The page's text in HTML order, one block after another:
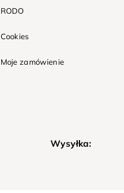
RODO
Cookies
Moje zamówienie
Wysyłka: